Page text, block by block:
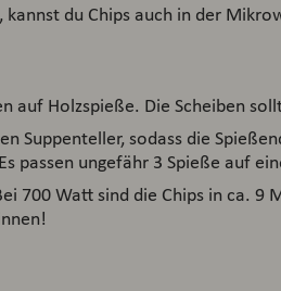
kannst du Chips auch in der
auf Holzspieße. Die Scheiben
Suppenteller, sodass die
passen ungefähr 3 Spieße auf
700 Watt sind die Chips in ca. 9